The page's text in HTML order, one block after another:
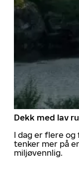
Dekk med lav
I dag er flere
tenker mer på
miljøvennlig.